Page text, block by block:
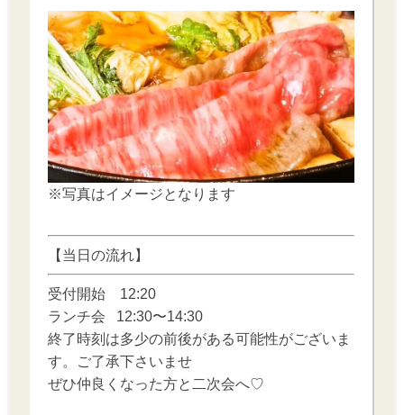
※写真はイメージとなります
【当日の流れ】
受付開始 12:20
ランチ会 12:30〜14:30
終了時刻は多少の前後がある可能性がございま
す。ご了承下さいませ
ぜひ仲良くなった方と二次会へ♡